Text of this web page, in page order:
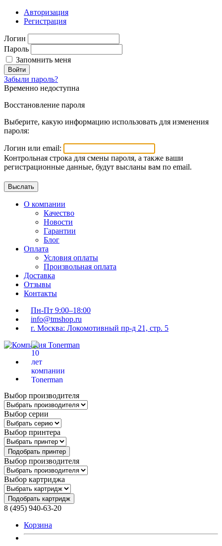
Авторизация
Регистрация
Логин
Пароль
Запомнить меня
Войти
Забыли пароль?
Временно недоступна
Восстановление пароля
Выберите, какую информацию использовать для изменения
пароля:
Логин или email:
Контрольная строка для смены пароля, а также ваши
регистрационные данные, будут высланы вам по email.
О компании
Качество
Новости
Гарантии
Блог
Оплата
Условия оплаты
Произвольная оплата
Доставка
Отзывы
Контакты
Пн-Пт 9:00–18:00
info@tmshop.ru
г. Москва: Локомотивный пр-д 21, стр. 5
Выбор производителя
Выбор серии
Выбор принтера
Подобрать принтер
Выбор производителя
Выбор картриджа
Подобрать картридж
8 (495) 940-63-20
Корзина